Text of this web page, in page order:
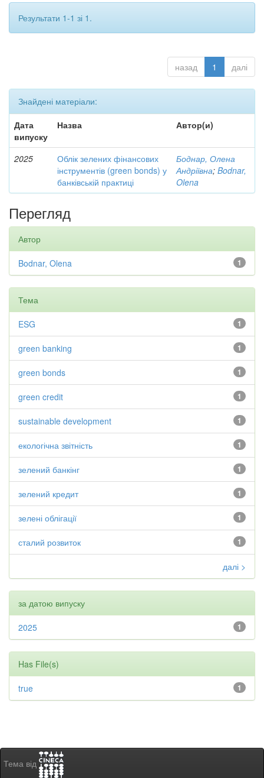
Результати 1-1 зі 1.
назад 1 далі
Знайдені матеріали:
Дата
випуску
Назва Автор(и)
2025
Облік зелених фінансових
інструментів (green bonds) у
банківській практиці
Боднар, Олена
Андріївна; Bodnar,
Olena
Перегляд
Автор
1
Bodnar, Olena
Тема
1
ESG
1
green banking
1
green bonds
1
green credit
1
sustainable development
1
екологічна звітність
1
зелений банкінг
1
зелений кредит
1
зелені облігації
1
сталий розвиток
далі >
за датою випуску
1
2025
Has File(s)
1
true
Тема від